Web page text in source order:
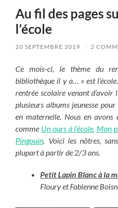
Au fil des pages
l’école
20 SEPTEMBRE 2019 / 2
Ce mois-ci, le thème du
bibliothèque il y a… » est
rentrée scolaire venant d’avoir
plusieurs albums jeunesse
en maternelle. Nous en avons
comme Un ours à l’école Mon
Pingouin . Voici les nôtres,
plupart à partir de 2/3 ans.
Petit Lapin Blanc à la
Floury et Fabienne